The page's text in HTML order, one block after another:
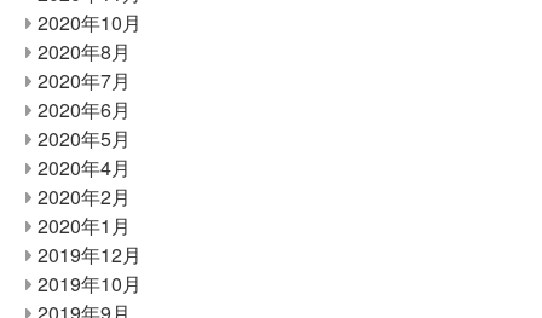
2020年10月
2020年8月
2020年7月
2020年6月
2020年5月
2020年4月
2020年2月
2020年1月
2019年12月
2019年10月
2019年9月